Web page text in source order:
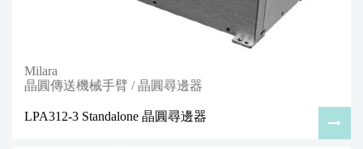
Milara
晶圓傳送機械手臂 / 晶圓尋邊器
LPA312-3 Standalone 晶圓尋邊器